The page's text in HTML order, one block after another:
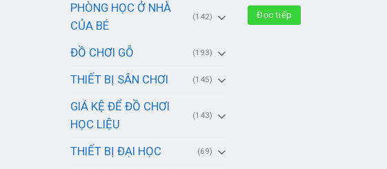
PHÒNG HỌC Ở NHÀ
CỦA BÉ
(142)
ĐỒ CHƠI GỖ (193)
THIẾT BỊ SÂN CHƠI (145)
GIÁ KỆ ĐỂ ĐỒ CHƠI
HỌC LIỆU
(143)
THIẾT BỊ ĐẠI HỌC (69)
Đọc tiếp